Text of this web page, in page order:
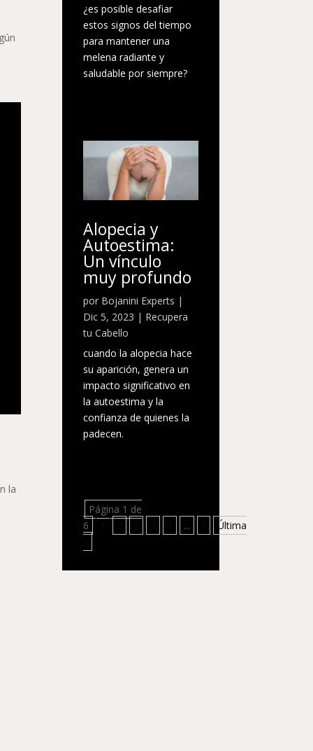
la
¿es posible desafiar
estos signos del tiempo
para mantener una
melena radiante y
saludable por siempre?
Alopecia y
Autoestima:
Un vínculo
muy profundo
por Bojanini Experts |
Dic 5, 2023 | Recupera
tu Cabello
cuando la alopecia hace
su aparición, genera un
impacto significativo en
la autoestima y la
confianza de quienes la
padecen.
Página 1 de
6
...
Última